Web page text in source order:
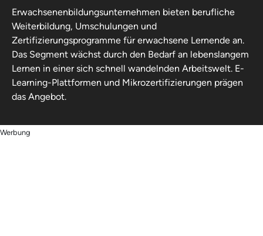
Erwachsenenbildungsunternehmen bieten berufliche
Weiterbildung, Umschulungen und
Zertifizierungsprogramme für erwachsene Lernende an.
Das Segment wächst durch den Bedarf an lebenslangem
Lernen in einer sich schnell wandelnden Arbeitswelt. E-
Learning-Plattformen und Mikrozertifizierungen prägen
das Angebot.
Werbung